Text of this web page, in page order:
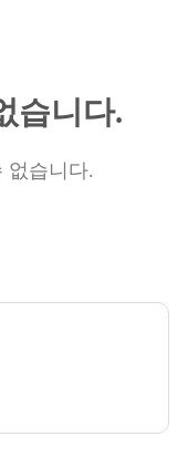
습니다.
없습니다.